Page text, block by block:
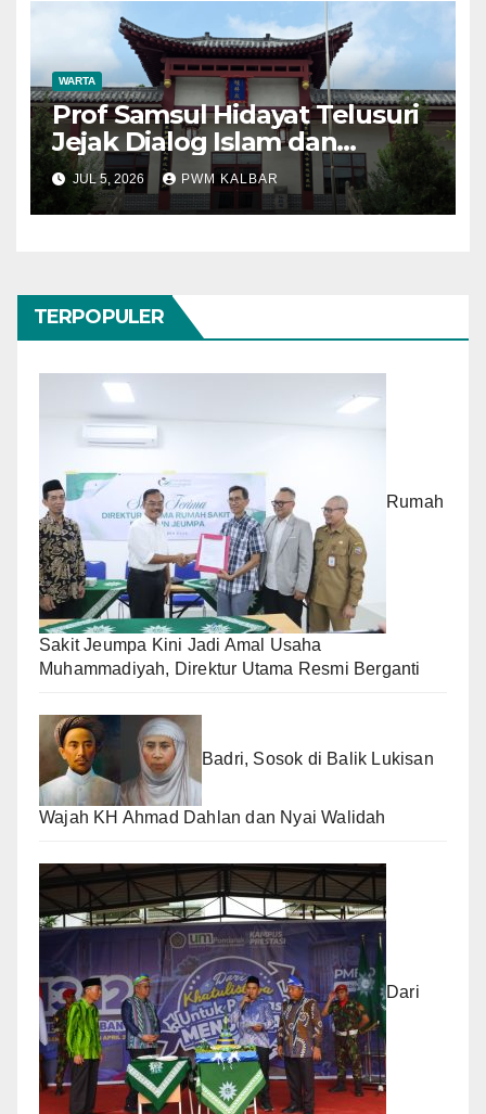
WARTA
Prof Samsul Hidayat Telusuri
Jejak Dialog Islam dan
Konfusianisme di Kota
Konfusius
JUL 5, 2026 PWM KALBAR
TERPOPULER
Rumah
Sakit Jeumpa Kini Jadi Amal Usaha
Muhammadiyah, Direktur Utama Resmi Berganti
Badri, Sosok di Balik Lukisan
Wajah KH Ahmad Dahlan dan Nyai Walidah
Dari